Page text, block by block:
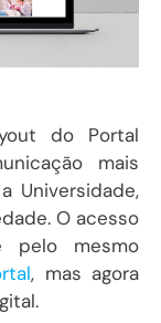
do Portal
mais
Universidade,
O acesso
pelo mesmo
, mas agora